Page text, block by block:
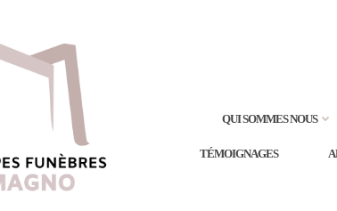
QUI SOMMES NOUS
TÉMOIGNAGES